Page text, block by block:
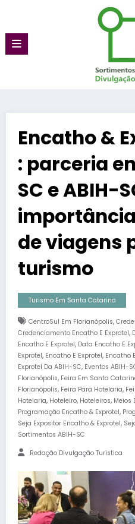
conteúdo
Encatho &
: parceria
SC e ABIH-
de viagens
turismo
Turismo Em Santa Catarina
CentroSul Em Florianópolis,
Credenciamento Encatho E Exprotel,
Encatho E Exprotel, Data Encatho E
Exprotel, Encatho E Exprotel, Encatho
Exprotel Da ABIH-SC, Eventos ABIH-
Florianópolis, Feira Em Santa
Florianópolis, Feira Para Hotelaria,
Hotelaria, Hoteleiro, Hoteleiros, Meios
Programação Encatho & Exprotel,
Seja Expositor Encatho & Exprotel,
Sortimentos ABIH-SC
Redação Divulgação Turística